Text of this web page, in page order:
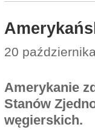
20
Amerykanie
Stanów
węgierskich.